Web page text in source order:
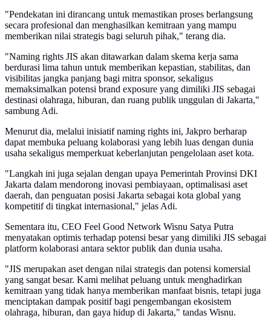
"Pendekatan ini dirancang untuk memastikan proses berlangsung
secara profesional dan menghasilkan kemitraan yang mampu
memberikan nilai strategis bagi seluruh pihak," terang dia.
"Naming rights JIS akan ditawarkan dalam skema kerja sama
berdurasi lima tahun untuk memberikan kepastian, stabilitas, dan
visibilitas jangka panjang bagi mitra sponsor, sekaligus
memaksimalkan potensi brand exposure yang dimiliki JIS sebagai
destinasi olahraga, hiburan, dan ruang publik unggulan di Jakarta,"
sambung Adi.
Menurut dia, melalui inisiatif naming rights ini, Jakpro berharap
dapat membuka peluang kolaborasi yang lebih luas dengan dunia
usaha sekaligus memperkuat keberlanjutan pengelolaan aset kota.
"Langkah ini juga sejalan dengan upaya Pemerintah Provinsi DKI
Jakarta dalam mendorong inovasi pembiayaan, optimalisasi aset
daerah, dan penguatan posisi Jakarta sebagai kota global yang
kompetitif di tingkat internasional," jelas Adi.
Sementara itu, CEO Feel Good Network Wisnu Satya Putra
menyatakan optimis terhadap potensi besar yang dimiliki JIS sebagai
platform kolaborasi antara sektor publik dan dunia usaha.
"JIS merupakan aset dengan nilai strategis dan potensi komersial
yang sangat besar. Kami melihat peluang untuk menghadirkan
kemitraan yang tidak hanya memberikan manfaat bisnis, tetapi juga
menciptakan dampak positif bagi pengembangan ekosistem
olahraga, hiburan, dan gaya hidup di Jakarta," tandas Wisnu.